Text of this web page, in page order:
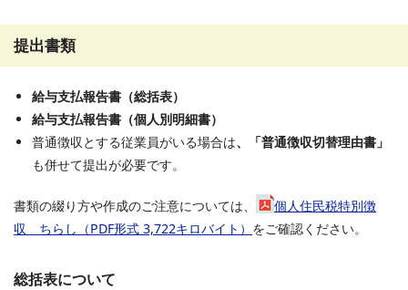
提出書類
給与支払報告書（総括表）
給与支払報告書（個人別明細書）
普通徴収とする従業員がいる場合は、「普通徴収切替理由書」
も併せて提出が必要です。
書類の綴り方や作成のご注意については、
個人住民税特別徴
収 ちらし（PDF形式 3,722キロバイト） をご確認ください。
総括表について